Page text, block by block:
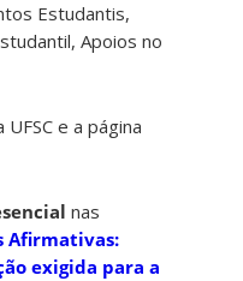
Estudantis,
Apoios no
UFSC e a página
nas
Afirmativas:
exigida para a